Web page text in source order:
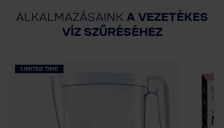
ALKALMAZÁSAINK A VEZETÉKES
VÍZ SZŰRÉSÉHEZ
LIMITED TIME